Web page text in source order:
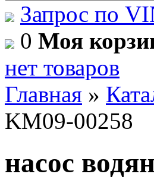
Запрос по
0 Моя
нет товаров
Главная »
KM09-00258
насос